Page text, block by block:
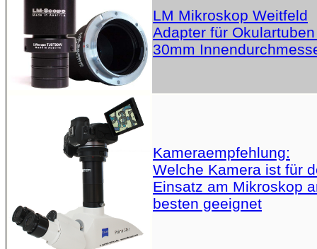
LM Mikroskop Weitfeld
Adapter für
30mm
Kameraempfehlung:
Welche Kamera ist für
Einsatz am Mikroskop
besten geeignet